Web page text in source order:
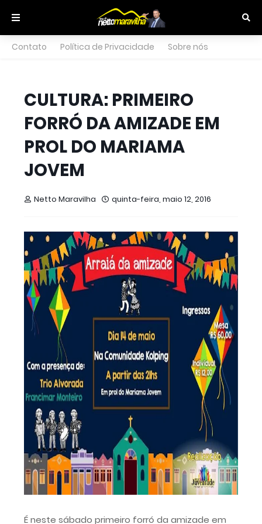
Contato Política de Privacidade Sobre nós
CULTURA: PRIMEIRO
FORRÓ DA AMIZADE EM
PROL DO MARIAMA
JOVEM
Netto Maravilha quinta-feira, maio 12, 2016
É neste sábado primeiro forró da amizade em